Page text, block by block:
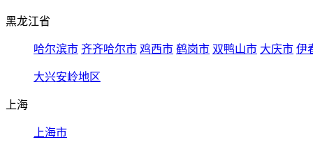
黑龙江省
哈尔滨市 齐齐哈尔市 鸡西市 鹤岗市 双鸭山市 大庆市 伊
大兴安岭地区
上海
上海市